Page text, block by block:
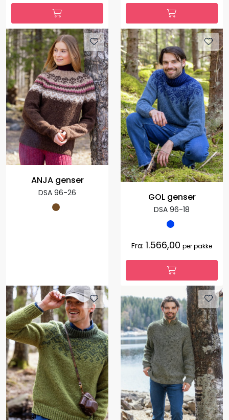
ANJA genser
DSA 96-26 GOL genser
DSA 96-18
Fra: 1.566,00 per pakke